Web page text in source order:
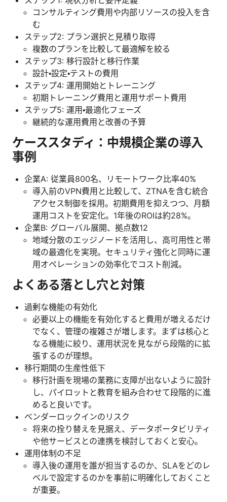
コンサルティング費用や内部リソースの投入を含
む
ステップ2: プラン選択と見積り取得
複数のプランを比較して最適解を絞る
ステップ3: 移行設計と移行作業
設計・設定・テストの費用
ステップ4: 運用開始とトレーニング
初期トレーニング費用と運用サポート費用
ステップ5: 運用・最適化フェーズ
継続的な運用費用と改善の予算
ケーススタディ：中規模企業の導入
事例
企業A: 従業員800名、リモートワーク比率40%
導入前のVPN費用と比較して、ZTNAを含む統合
アクセス制御を採用。初期費用を抑えつつ、月額
運用コストを安定化。1年後のROIは約28%。
企業B: グローバル展開、拠点数12
地域分散のエッジノードを活用し、高可用性と帯
域の最適化を実現。セキュリティ強化と同時に運
用オペレーションの効率化でコスト削減。
よくある落とし穴と対策
過剰な機能の有効化
必要以上の機能を有効化すると費用が増えるだけ
でなく、管理の複雑さが増します。まずは核心と
なる機能に絞り、運用状況を見ながら段階的に拡
張するのが理想。
移行期間の生産性低下
移行計画を現場の業務に支障が出ないように設計
し、パイロットと教育を組み合わせて段階的に進
めると良いです。
ベンダーロックインのリスク
将来の拴り替えを見据え、データポータビリティ
や他サービスとの連携を検討しておくと安心。
運用体制の不足
導入後の運用を誰が担当するのか、SLAをどのレ
ベルで設定するのかを事前に明確化しておくこと
が重要。